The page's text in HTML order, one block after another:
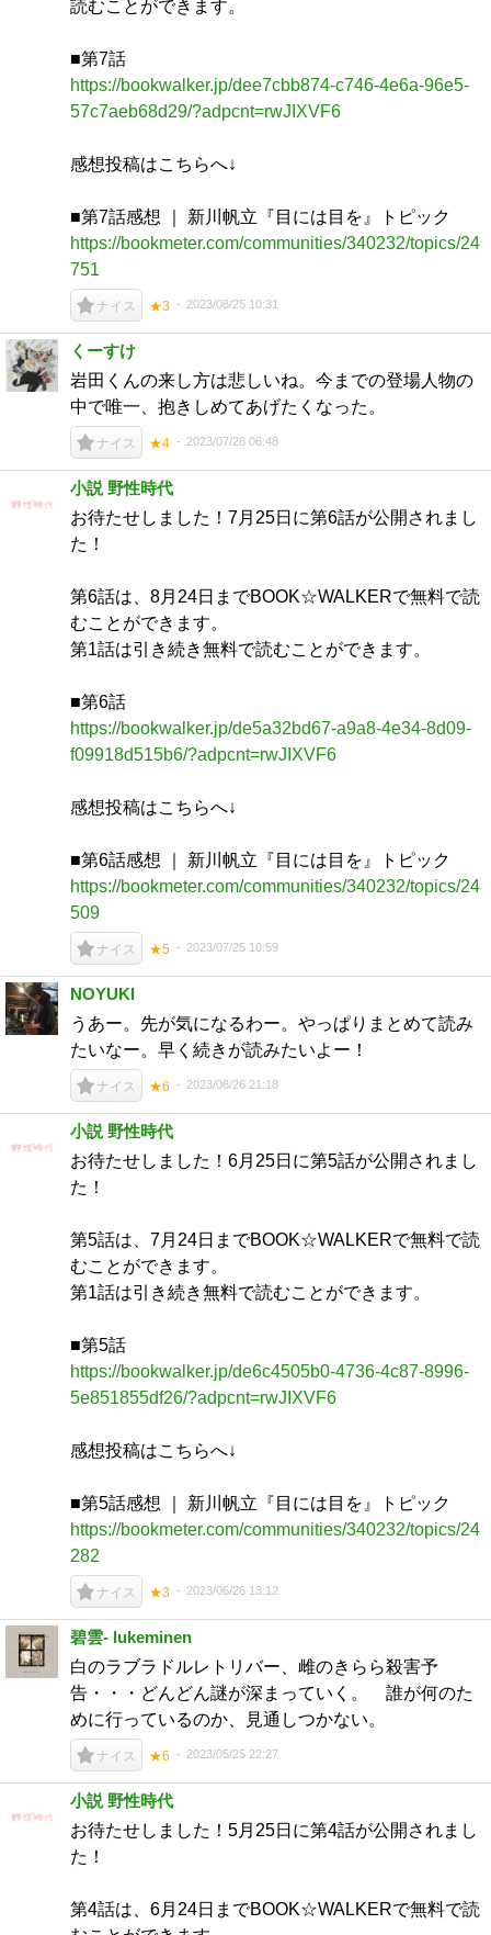
読むことができます。
■第7話
https://bookwalker.jp/dee7cbb874-c746-4e6a-96e5-
57c7aeb68d29/?adpcnt=rwJIXVF6
感想投稿はこちらへ↓
■第7話感想 ｜ 新川帆立『目には目を』トピック
https://bookmeter.com/communities/340232/topics/24
751
ナイス ★3 2023/08/25 10:31
くーすけ
岩田くんの来し方は悲しいね。今までの登場人物の
中で唯一、抱きしめてあげたくなった。
ナイス ★4 2023/07/28 06:48
小説 野性時代
お待たせしました！7月25日に第6話が公開されまし
た！
第6話は、8月24日までBOOK☆WALKERで無料で読
むことができます。
第1話は引き続き無料で読むことができます。
■第6話
https://bookwalker.jp/de5a32bd67-a9a8-4e34-8d09-
f09918d515b6/?adpcnt=rwJIXVF6
感想投稿はこちらへ↓
■第6話感想 ｜ 新川帆立『目には目を』トピック
https://bookmeter.com/communities/340232/topics/24
509
ナイス ★5 2023/07/25 10:59
NOYUKI
うあー。先が気になるわー。やっぱりまとめて読み
たいなー。早く続きが読みたいよー！
ナイス ★6 2023/06/26 21:18
小説 野性時代
お待たせしました！6月25日に第5話が公開されまし
た！
第5話は、7月24日までBOOK☆WALKERで無料で読
むことができます。
第1話は引き続き無料で読むことができます。
■第5話
https://bookwalker.jp/de6c4505b0-4736-4c87-8996-
5e851855df26/?adpcnt=rwJIXVF6
感想投稿はこちらへ↓
■第5話感想 ｜ 新川帆立『目には目を』トピック
https://bookmeter.com/communities/340232/topics/24
282
ナイス ★3 2023/06/26 13:12
碧雲- lukeminen
白のラブラドルレトリバー、雌のきらら殺害予
告・・・どんどん謎が深まっていく。 誰が何のた
めに行っているのか、見通しつかない。
ナイス ★6 2023/05/25 22:27
小説 野性時代
お待たせしました！5月25日に第4話が公開されまし
た！
第4話は、6月24日までBOOK☆WALKERで無料で読